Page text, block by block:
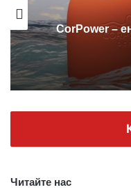
CorPower –
Читайте нас